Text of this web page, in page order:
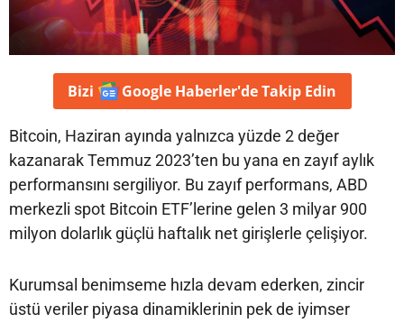
Bizi Google Haberler'deTakip Edin
Bitcoin, Haziran ayında yalnızca yüzde 2 değer
kazanarak Temmuz 2023’ten bu yana en zayıf aylık
performansını sergiliyor. Bu zayıf performans, ABD
merkezli spot Bitcoin ETF’lerine gelen 3 milyar 900
milyon dolarlık güçlü haftalık net girişlerle çelişiyor.
Kurumsal benimseme hızla devam ederken, zincir
üstü veriler piyasa dinamiklerinin pek de iyimser